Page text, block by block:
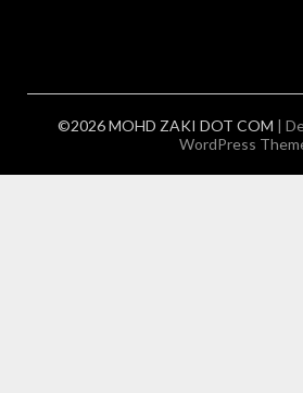
©2026 MOHD ZAKI DOT COM |
WordPress